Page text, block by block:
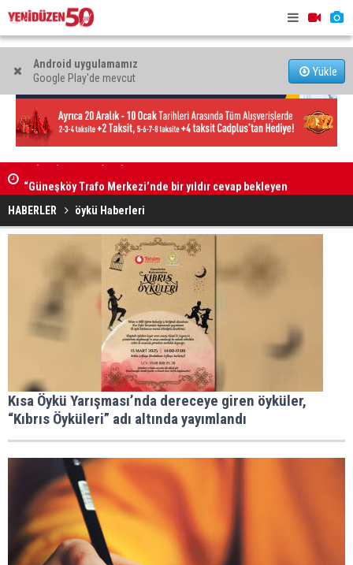
Android uygulamamız
Google Play'de mevcut
Yükle
“Güneşköy Trafo Merkezi’nde bir yıldır cevap bekleyen
sorular var”
HABERLER öykü Haberleri
Kısa Öykü Yarışması’nda dereceye giren öyküler,
“Kıbrıs Öyküleri” adı altında yayımlandı